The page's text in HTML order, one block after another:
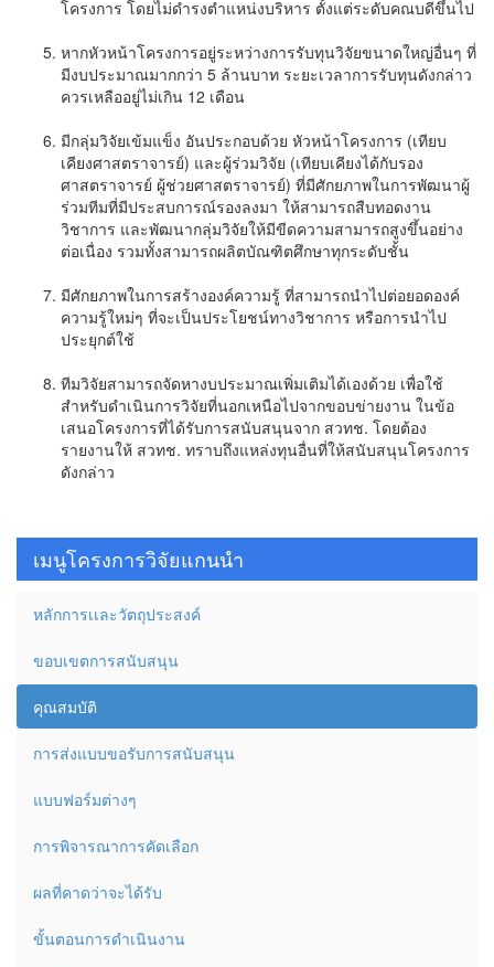
โครงการ โดยไม่ดำรงตำแหน่งบริหาร ตั้งแต่ระดับคณบดีขึ้นไป
หากหัวหน้าโครงการอยู่ระหว่างการรับทุนวิจัยขนาดใหญ่อื่นๆ ที่
มีงบประมาณมากกว่า 5 ล้านบาท ระยะเวลาการรับทุนดังกล่าว
ควรเหลืออยู่ไม่เกิน 12 เดือน
มีกลุ่มวิจัยเข้มแข็ง อันประกอบด้วย หัวหน้าโครงการ (เทียบ
เคียงศาสตราจารย์) และผู้ร่วมวิจัย (เทียบเคียงได้กับรอง
ศาสตราจารย์ ผู้ช่วยศาสตราจารย์) ที่มีศักยภาพในการพัฒนาผู้
ร่วมทีมที่มีประสบการณ์รองลงมา ให้สามารถสืบทอดงาน
วิชาการ และพัฒนากลุ่มวิจัยให้มีขีดความสามารถสูงขึ้นอย่าง
ต่อเนื่อง รวมทั้งสามารถผลิตบัณฑิตศึกษาทุกระดับชั้น
มีศักยภาพในการสร้างองค์ความรู้ ที่สามารถนำไปต่อยอดองค์
ความรู้ใหม่ๆ ที่จะเป็นประโยชน์ทางวิชาการ หรือการนำไป
ประยุกต์ใช้
ทีมวิจัยสามารถจัดหางบประมาณเพิ่มเติมได้เองด้วย เพื่อใช้
สำหรับดำเนินการวิจัยที่นอกเหนือไปจากขอบข่ายงาน ในข้อ
เสนอโครงการที่ได้รับการสนับสนุนจาก สวทช. โดยต้อง
รายงานให้ สวทช. ทราบถึงแหล่งทุนอื่นที่ให้สนับสนุนโครงการ
ดังกล่าว
เมนูโครงการวิจัยแกนนำ
หลักการเเละวัตถุประสงค์
ขอบเขตการสนับสนุน
คุณสมบัติ
การส่งแบบขอรับการสนับสนุน
แบบฟอร์มต่างๆ
การพิจารณาการคัดเลือก
ผลที่คาดว่าจะได้รับ
ขั้นตอนการดำเนินงาน